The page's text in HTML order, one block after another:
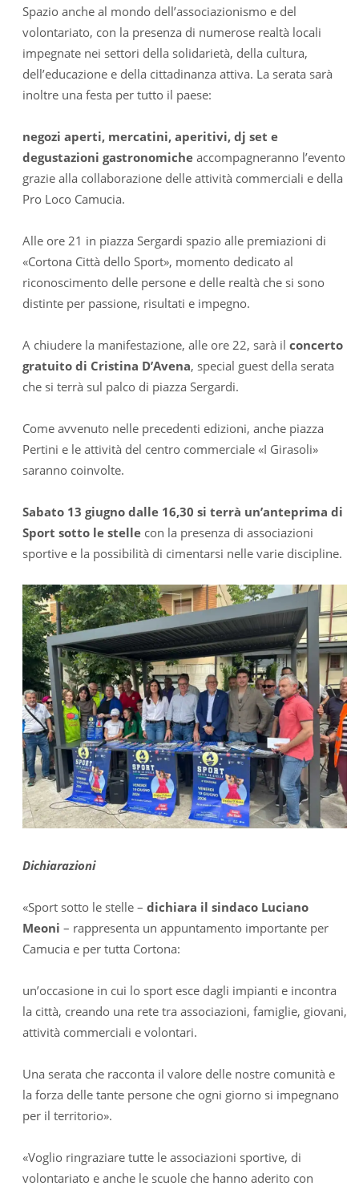
Spazio anche al mondo dell’associazionismo e del
volontariato, con la presenza di numerose realtà locali
impegnate nei settori della solidarietà, della cultura,
dell’educazione e della cittadinanza attiva. La serata sarà
inoltre una festa per tutto il paese:
negozi aperti, mercatini, aperitivi, dj set e
degustazioni gastronomicheaccompagneranno l’evento
grazie alla collaborazione delle attività commerciali e della
Pro Loco Camucia.
Alle ore 21 in piazza Sergardi spazio alle premiazioni di
«Cortona Città dello Sport», momento dedicato al
riconoscimento delle persone e delle realtà che si sono
distinte per passione, risultati e impegno.
A chiudere la manifestazione, alle ore 22, sarà il concerto
gratuito di Cristina D’Avena, special guest della serata
che si terrà sul palco di piazza Sergardi.
Come avvenuto nelle precedenti edizioni, anche piazza
Pertini e le attività del centro commerciale «I Girasoli»
saranno coinvolte.
Sabato 13 giugno dalle 16,30 si terrà un’anteprima di
Sport sotto le stellecon la presenza di associazioni
sportive e la possibilità di cimentarsi nelle varie discipline.
Dichiarazioni
«Sport sotto le stelle – dichiara il sindaco Luciano
Meoni – rappresenta un appuntamento importante per
Camucia e per tutta Cortona:
un’occasione in cui lo sport esce dagli impianti e incontra
la città, creando una rete tra associazioni, famiglie, giovani,
attività commerciali e volontari.
Una serata che racconta il valore delle nostre comunità e
la forza delle tante persone che ogni giorno si impegnano
per il territorio».
«Voglio ringraziare tutte le associazioni sportive, di
volontariato e anche le scuole che hanno aderito con